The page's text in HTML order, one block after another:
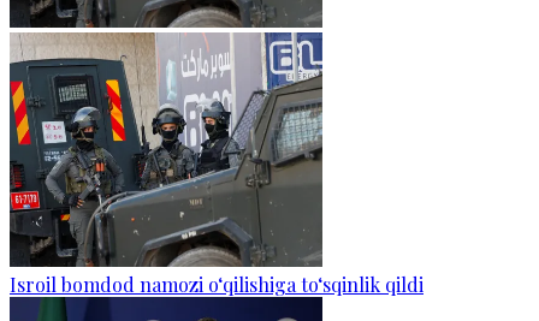
Isroil bomdod namozi o‘qilishiga to‘sqinlik qildi